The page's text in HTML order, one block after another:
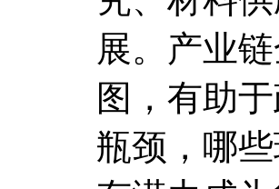
展。产业
图，有助
瓶颈，哪